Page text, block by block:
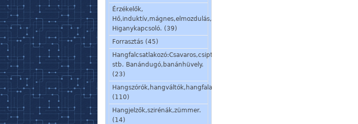
Érzékelők,
Hő,induktív,mágnes,elmozdulás,stb.
Higanykapcsoló. (39)
Forrasztás (45)
Hangfalcsatlakozó:Csavaros,csiptetős,speakon,din,
stb. Banándugó,banánhüvely.
(23)
Hangszórók,hangváltók,hangfalalkatrészek,mikrofon,fülhallgató.
(110)
Hangjelzők,szirénák,zümmer.
(14)